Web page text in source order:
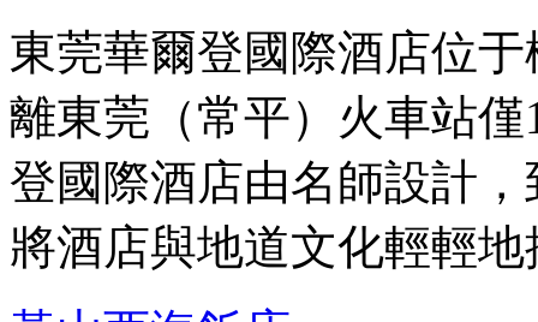
東莞華爾登國際酒店位
離東莞（常平）火車站
登國際酒店由名師設計
將酒店與地道文化輕輕